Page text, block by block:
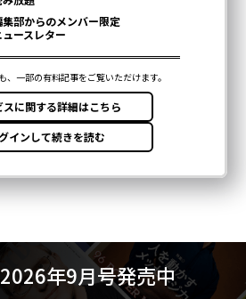
2026年9月号発売中